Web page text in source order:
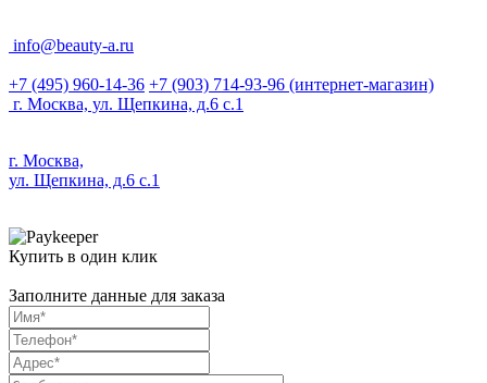
info@beauty-a.ru
+7 (495) 960-14-36 +7 (903) 714-93-96 (интернет-магазин)
г. Москва, ул. Щепкина, д.6 с.1
г. Москва,
ул. Щепкина, д.6 с.1
Купить в один клик
Заполните данные для заказа